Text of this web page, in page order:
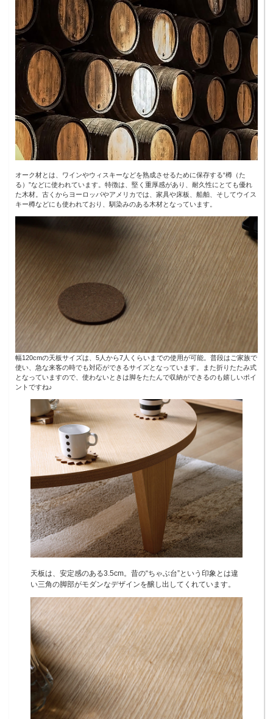
オーク材とは、ワインやウィスキーなどを熟成させるために保存する“樽（た
る）”などに使われています。特徴は、堅く重厚感があり、耐久性にとても優れ
た木材。古くからヨーロッパやアメリカでは、家具や床板、船舶、そしてウイス
キー樽などにも使われており、馴染みのある木材となっています。
幅120cmの天板サイズは、5人から7人くらいまでの使用が可能。普段はご家族で
使い、急な来客の時でも対応ができるサイズとなっています。また折りたたみ式
となっていますので、使わないときは脚をたたんで収納ができるのも嬉しいポイ
ントですね♪
天板は、安定感のある3.5cm。昔の“ちゃぶ台”という印象とは違
い三角の脚部がモダンなデザインを醸し出してくれています。